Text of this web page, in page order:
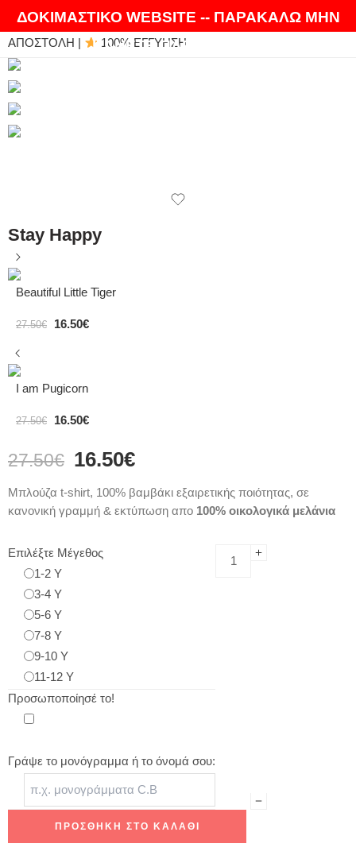
ΔΟΚΙΜΑΣΤΙΚΟ WEBSITE -- ΠΑΡΑΚΑΛΩ ΜΗΝ
ΚΑΝΕΤΕ ΠΑΡΑΓΓΕΛΙΕΣ
ΘΑ ΛΑΤΡΕΨΕΤΕ ΤΑ ΠΡΟΪΟΝΤΑ ΜΑΣ | EXPRESS
ΑΠΟΣΤΟΛΗ | 100% ΕΓΓΥΗΣΗ
Stay Happy
Beautiful Little Tiger
27.50€ 16.50€
I am Pugicorn
27.50€ 16.50€
27.50€ 16.50€
Μπλούζα t-shirt, 100% βαμβάκι εξαιρετικής ποιότητας, σε
κανονική γραμμή & εκτύπωση απο 100% οικολογικά μελάνια
Επιλέξτε Μέγεθος
1-2 Y
3-4 Y
5-6 Y
7-8 Y
9-10 Y
11-12 Y
Προσωποποίησέ το!
Γράψε το μονόγραμμα ή το όνομά σου:
ΠΡΟΣΘΉΚΗ ΣΤΟ ΚΑΛΆΘΙ